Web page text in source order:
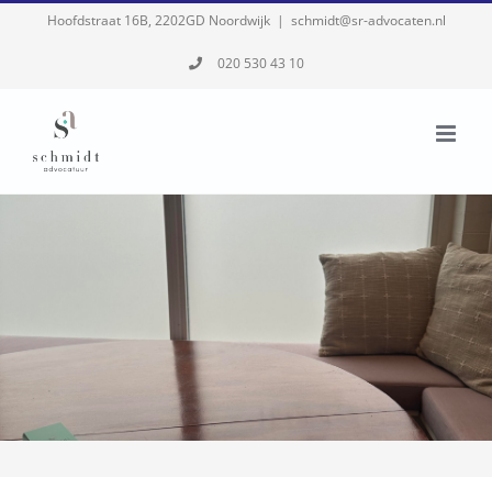
Hoofdstraat 16B, 2202GD Noordwijk | schmidt@sr-advocaten.nl
020 530 43 10